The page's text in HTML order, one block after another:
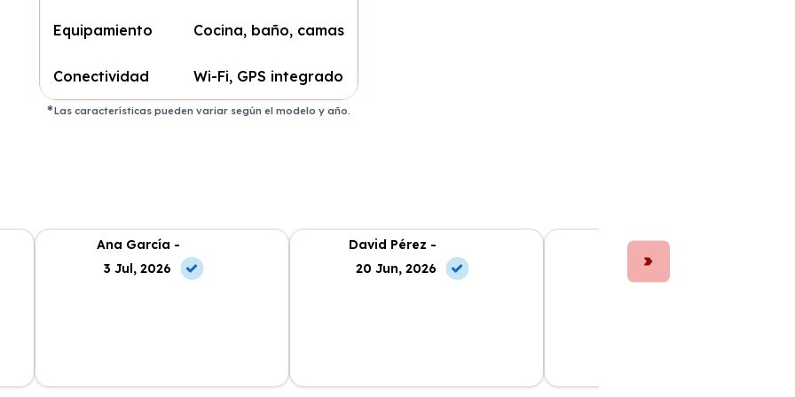
Equipamiento Cocina, baño, camas
Conectividad Wi-Fi, GPS integrado
Las características pueden variar según el modelo y año.
Ana García -
3 Jul, 2026
David Pérez -
20 Jun, 2026
Laura Fernández -
10 May, 2026